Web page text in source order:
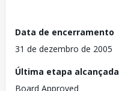
Data de encerramento
31 de dezembro de 2005
Última etapa alcançada
Board Approved